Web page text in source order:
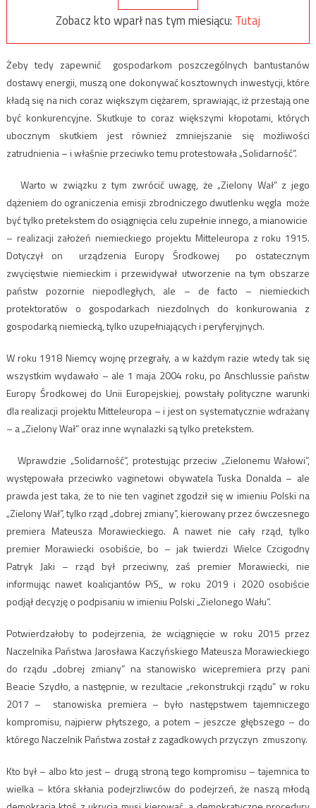
Zobacz kto wparł nas tym miesiącu: Tutaj
Żeby tedy zapewnić gospodarkom poszczególnych bantustanów
dostawy energii, muszą one dokonywać kosztownych inwestycji, które
kładą się na nich coraz większym ciężarem, sprawiając, iż przestają one
być konkurencyjne. Skutkuje to coraz większymi kłopotami, których
ubocznym skutkiem jest również zmniejszanie się możliwości
zatrudnienia – i właśnie przeciwko temu protestowała „Solidarność”.
Warto w związku z tym zwrócić uwagę, że „Zielony Wał” z jego
dążeniem do ograniczenia emisji zbrodniczego dwutlenku węgla może
być tylko pretekstem do osiągnięcia celu zupełnie innego, a mianowicie
– realizacji założeń niemieckiego projektu Mitteleuropa z roku 1915.
Dotyczył on urządzenia Europy Środkowej po ostatecznym
zwycięstwie niemieckim i przewidywał utworzenie na tym obszarze
państw pozornie niepodległych, ale – de facto – niemieckich
protektoratów o gospodarkach niezdolnych do konkurowania z
gospodarką niemiecką, tylko uzupełniających i peryferyjnych.
W roku 1918 Niemcy wojnę przegrały, a w każdym razie wtedy tak się
wszystkim wydawało – ale 1 maja 2004 roku, po Anschlussie państw
Europy Środkowej do Unii Europejskiej, powstały polityczne warunki
dla realizacji projektu Mitteleuropa – i jest on systematycznie wdrażany
– a „Zielony Wał” oraz inne wynalazki są tylko pretekstem.
Wprawdzie „Solidarność”, protestując przeciw „Zielonemu Wałowi”,
występowała przeciwko vaginetowi obywatela Tuska Donalda – ale
prawda jest taka, że to nie ten vaginet zgodził się w imieniu Polski na
„Zielony Wał”, tylko rząd „dobrej zmiany”, kierowany przez ówczesnego
premiera Mateusza Morawieckiego. A nawet nie cały rząd, tylko
premier Morawiecki osobiście, bo – jak twierdzi Wielce Czcigodny
Patryk Jaki – rząd był przeciwny, zaś premier Morawiecki, nie
informując nawet koalicjantów PiS,, w roku 2019 i 2020 osobiście
podjął decyzję o podpisaniu w imieniu Polski „Zielonego Wału”.
Potwierdzałoby to podejrzenia, że wciągnięcie w roku 2015 przez
Naczelnika Państwa Jarosława Kaczyńskiego Mateusza Morawieckiego
do rządu „dobrej zmiany” na stanowisko wicepremiera przy pani
Beacie Szydło, a następnie, w rezultacie „rekonstrukcji rządu” w roku
2017 – stanowiska premiera – było następstwem tajemniczego
kompromisu, najpierw płytszego, a potem – jeszcze głębszego – do
którego Naczelnik Państwa został z zagadkowych przyczyn zmuszony.
Kto był – albo kto jest – drugą stroną tego kompromisu – tajemnica to
wielka – która skłania podejrzliwców do podejrzeń, że naszą młodą